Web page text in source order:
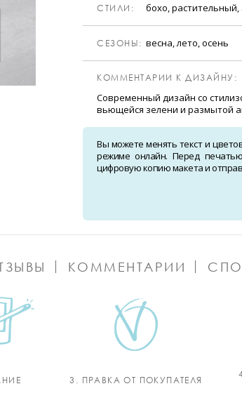
CТИЛИ: бохо,
CЕЗОНЫ: весна, лето, осень
КОММЕНТАРИИ К ДИЗАЙНУ:
Современный дизайн со
вьющейся зелени и размытой
Вы можете менять текст и
режиме онлайн. Перед
цифровую копию макета и
КОММЕНТАРИИ
3. ПРАВКА ОТ ПОКУПАТЕЛЯ